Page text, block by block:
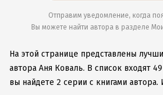
Отправим уведомление, когда
Вы можете найти автора в разделе
На этой странице представлены
автора Аня Коваль. В список входят
вы найдете 2 серии с книгами автора.